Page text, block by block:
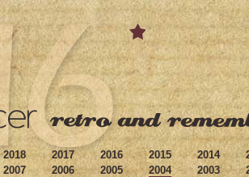
2018 2017 2016 2015 2014
2007 2006 2005 2004 2003